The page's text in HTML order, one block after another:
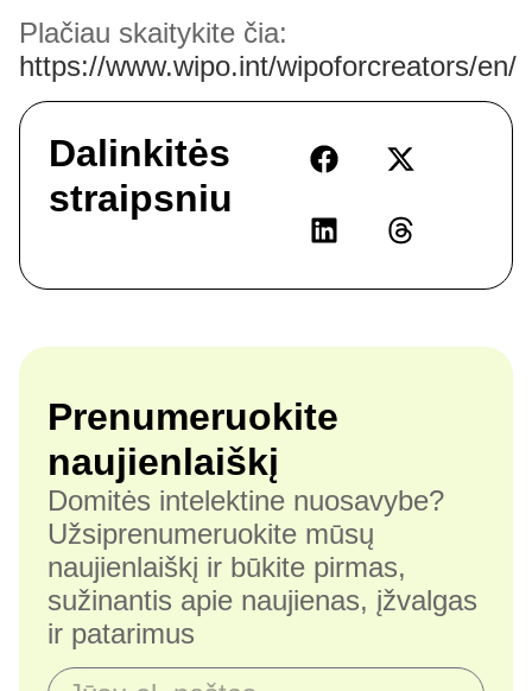
Plačiau skaitykite čia:
https://www.wipo.int/wipoforcreators/en/
Dalinkitės
straipsniu
Prenumeruokite
naujienlaiškį
Domitės intelektine nuosavybe?
Užsiprenumeruokite mūsų
naujienlaiškį ir būkite pirmas,
sužinantis apie naujienas, įžvalgas
ir patarimus